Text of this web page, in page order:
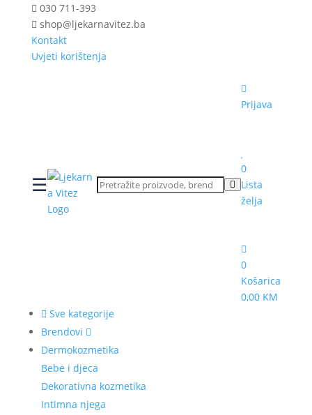
030 711-393
shop@ljekarnavitez.ba
Kontakt
Uvjeti korištenja
☰
Prijava
0
Lista
želja
0
Košarica
0,00 KM
Sve kategorije
Brendovi
Dermokozmetika
Bebe i djeca
Dekorativna kozmetika
Intimna njega